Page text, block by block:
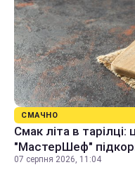
СМАЧНО
Смак літа в тарілці:
"МастерШеф"
07 серпня 2026, 11:04